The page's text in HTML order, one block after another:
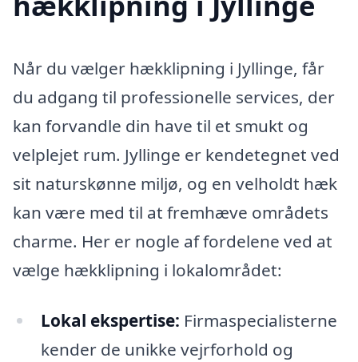
Når du vælger hækklipning i Jyllinge, får
du adgang til professionelle services, der
kan forvandle din have til et smukt og
velplejet rum. Jyllinge er kendetegnet ved
sit naturskønne miljø, og en velholdt hæk
kan være med til at fremhæve områdets
charme. Her er nogle af fordelene ved at
vælge hækklipning i lokalområdet:
Lokal ekspertise: Firmaspecialisterne
kender de unikke vejrforhold og